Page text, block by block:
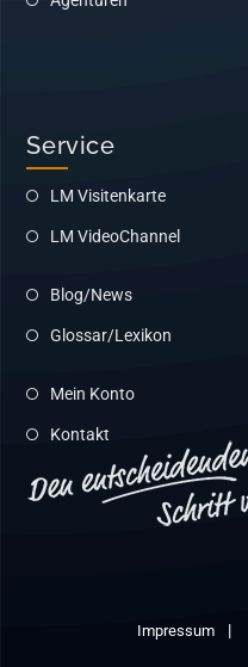
Service
LM Visitenkarte
LM VideoChannel
Blog/News
Glossar/Lexikon
Mein Konto
Kontakt
Impressum